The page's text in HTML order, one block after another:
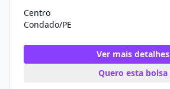
Centro
Condado/PE
Ver mais detalhes
Quero esta bolsa